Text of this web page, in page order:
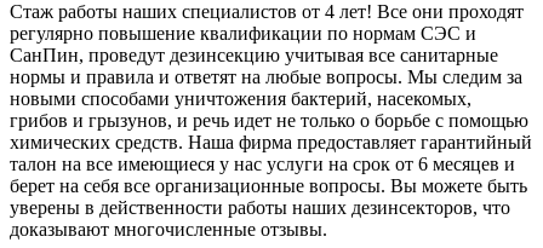
Стаж работы наших специалистов от 4 лет! Все они проходят
регулярно повышение квалификации по нормам СЭС и
СанПин, проведут дезинсекцию учитывая все санитарные
нормы и правила и ответят на любые вопросы. Мы следим за
новыми способами уничтожения бактерий, насекомых,
грибов и грызунов, и речь идет не только о борьбе с помощью
химических средств. Наша фирма предоставляет гарантийный
талон на все имеющиеся у нас услуги на срок от 6 месяцев и
берет на себя все организационные вопросы. Вы можете быть
уверены в действенности работы наших дезинсекторов, что
доказывают многочисленные отзывы.